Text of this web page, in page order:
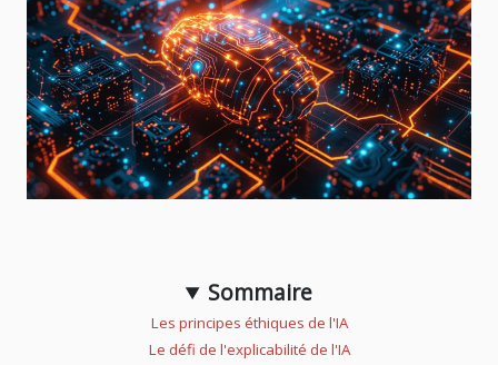
Sommaire
Les principes éthiques de l'IA
Le défi de l'explicabilité de l'IA